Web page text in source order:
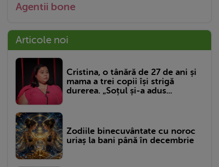
Agentii bone
Articole noi
Cristina, o tânără de 27 de ani și
mama a trei copii își strigă
durerea. „Soțul și-a adus...
Zodiile binecuvântate cu noroc
uriaș la bani până în decembrie